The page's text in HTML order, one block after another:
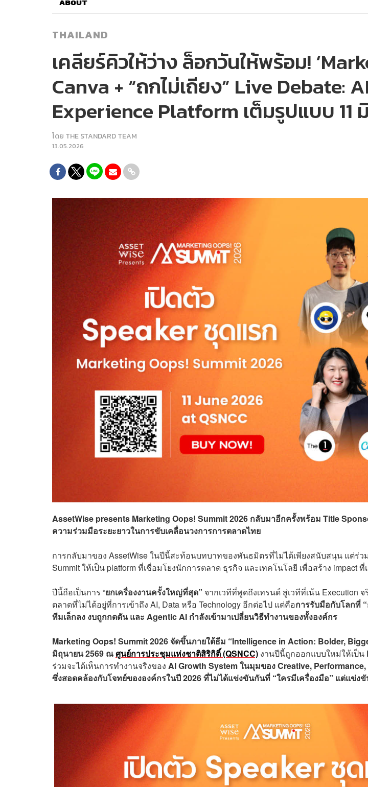
ABOUT
THAILAND
เคลียร์คิวให้ว่าง ล็อกวันให้พร้อม!
Canva + “ถกไม่เถียง” Live Debate:
Experience Platform เต็มรูปแบบ 11
โดย THE STANDARD TEAM
13.05.2026
AssetWise presents Marketing Oops! Summit 2026 กลับมาอีกครั้งพร้อม Title
ความร่วมมือระยะยาวในการขับเคลื่อนวงการการตลาดไทย
การกลับมาของ AssetWise ในปีนี้สะท้อนบทบาทของพันธมิตรที่ไม่ได้เพียงสนับสนุน แต่ร่วม
Summit ให้เป็น platform ที่เชื่อมโยงนักการตลาด ธุรกิจ และเทคโนโลยี เพื่อสร้าง impact ที่
ปีนี้ถือเป็นการ “ยกเครื่องงานครั้งใหญ่ที่สุด” จากเวทีที่พูดถึงเทรนด์ สู่เวทีที่เน้น Execution
ตลาดที่ไม่ได้อยู่ที่การเข้าถึง AI, Data หรือ Technology อีกต่อไป แต่คือการรับมือกับโลกที่
ทีมเล็กลง งบถูกกดดัน และ Agentic AI กำลังเข้ามาเปลี่ยนวิธีทำงานของทั้งองค์กร
Marketing Oops! Summit 2026 จัดขึ้นภายใต้ธีม “Intelligence in Action: Bolder,
มิถุนายน 2569 ณศูนย์การประชุมแห่งชาติสิริกิติ์ (QSNCC) งานปีนี้ถูกออกแบบใหม่ให้เป็น
ร่วมจะได้เห็นการทำงานจริงของ AI Growth System ในมุมของ Creative,
ซึ่งสอดคล้องกับโจทย์ขององค์กรในปี 2026 ที่ไม่ได้แข่งขันกันที่ “ใครมีเครื่องมือ” แต่แข่งขั